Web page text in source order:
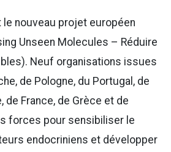
le nouveau projet européen
Unseen Molecules – Réduire
Neuf organisations issues
de Pologne, du Portugal, de
de France, de Grèce et de
forces pour sensibiliser le
endocriniens et développer